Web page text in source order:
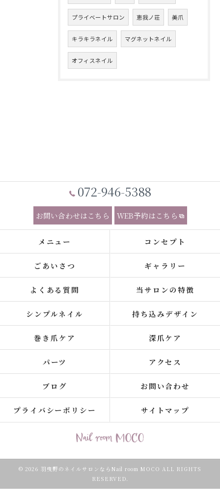
プライベートサロン 恵我ノ荘 美爪
キラキラネイル マグネットネイル
オフィスネイル
072-946-5388
お問い合わせはこちら WEB予約はこちら
メニュー コンセプト
ごあいさつ ギャラリー
よくある質問 当サロンの特徴
シンプルネイル 持ち込みデザイン
巻き爪ケア 深爪ケア
パーツ アクセス
ブログ お問い合わせ
プライバシーポリシー サイトマップ
© 2026 羽曳野のネイルサロンならNail room MOCO ALL RIGHTS
RESERVED.